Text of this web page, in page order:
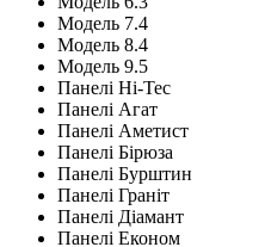
Модель 7.4
Модель 8.4
Модель 9.5
Панелі Hi-Tec
Панелі Агат
Панелі Аметист
Панелі Бірюза
Панелі Бурштин
Панелі Граніт
Панелі Діамант
Панелі Економ